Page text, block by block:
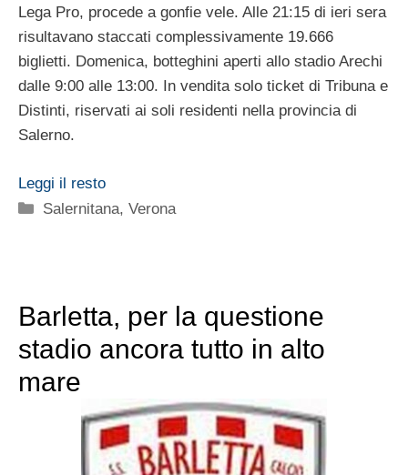
Lega Pro, procede a gonfie vele. Alle 21:15 di ieri sera
risultavano staccati complessivamente 19.666
biglietti. Domenica, botteghini aperti allo stadio Arechi
dalle 9:00 alle 13:00. In vendita solo ticket di Tribuna e
Distinti, riservati ai soli residenti nella provincia di
Salerno.
Leggi il resto
Categorie
Salernitana,Verona
Barletta, per la questione
stadio ancora tutto in alto
mare